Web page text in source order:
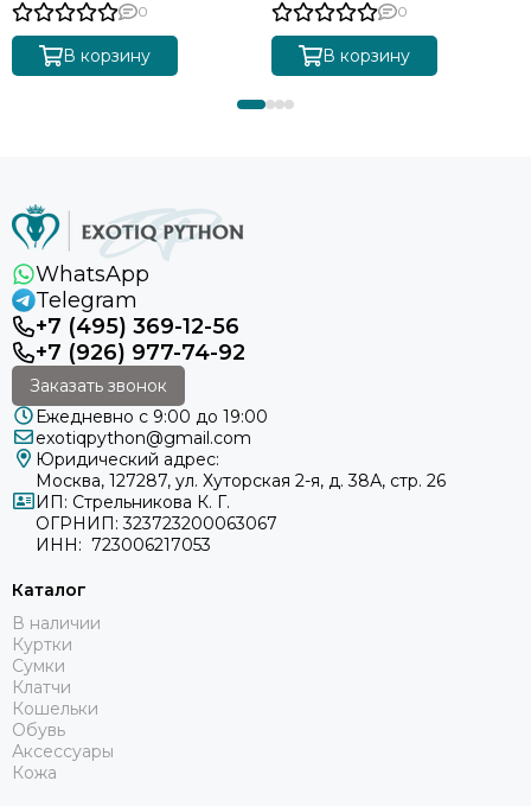
0
В корзину
0
В корзину
WhatsApp
Telegram
+7 (495) 369-12-56
+7 (926) 977-74-92
Заказать звонок
Ежедневно с 9:00 до 19:00
exotiqpython@gmail.com
Юридический адрес:
Москва, 127287, ул. Хуторская 2-я, д. 38А, стр. 26
ИП: Стрельникова К. Г.
ОГРНИП: 323723200063067
ИНН: 723006217053
Каталог
В наличии
Куртки
Сумки
Клатчи
Кошельки
Обувь
Аксессуары
Кожа